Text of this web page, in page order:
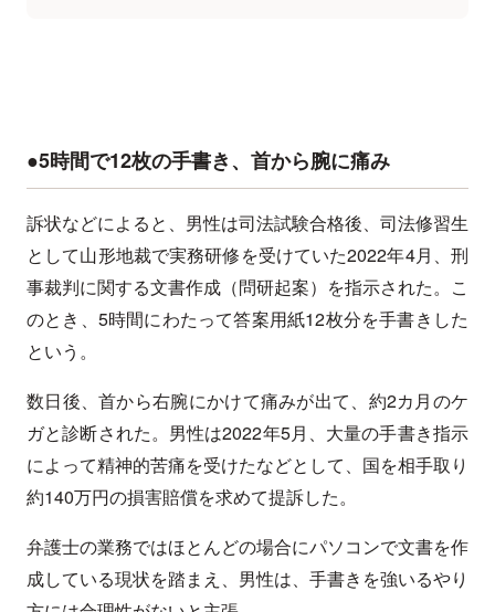
●5時間で12枚の手書き、首から腕に痛み
訴状などによると、男性は司法試験合格後、司法修習生
として山形地裁で実務研修を受けていた2022年4月、刑
事裁判に関する文書作成（問研起案）を指示された。こ
のとき、5時間にわたって答案用紙12枚分を手書きした
という。
数日後、首から右腕にかけて痛みが出て、約2カ月のケ
ガと診断された。男性は2022年5月、大量の手書き指示
によって精神的苦痛を受けたなどとして、国を相手取り
約140万円の損害賠償を求めて提訴した。
弁護士の業務ではほとんどの場合にパソコンで文書を作
成している現状を踏まえ、男性は、手書きを強いるやり